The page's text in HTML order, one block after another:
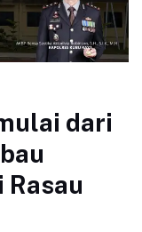
dari
Rasau